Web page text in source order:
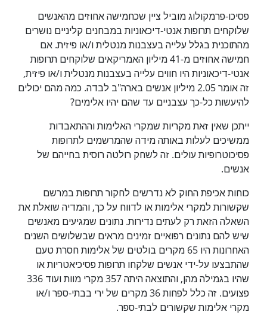
פסיכו-פרמקולוג מוביל ציין שכחמישה אחוזים מהאנשים
שלוקחים תרופות אנטי-דיכאוניות במבחנים קליניים נושרים
מהתוכנית בגלל עלייה בעצבנות מנטלית ו/או פיזית. אם
חמישה אחוזים מ-41 מיליון האמריקאים שלוקחים תרופות
אנטי-דיכאוניות היו חווים עלייה בעצבנות מנטלית ו/או פיזית,
זה אומר 2.05 מיליון אנשים בארה"ב לבדה. כמה מהם יכולים
להיעשות כל-כך עצבניים עד שהם יהיו אלימים?
ייתכן שאין זאת מקריות שמקרי האלימות וההתאבדות
ממשיכים לעלות באותה מידה שהמרשמים לתרופות
פסיכוטרופיות עולים. זה לשחק רולטה רוסית בחייהם של
אנשים.
כוחות אכיפת החוק לא נדרשים לחקור תרופות במרשם
שקשורות למקרי אלימות או לדווח על כך, והמדיה שואלת את
השאלה הזאת רק לעתים נדירות. נתונים שמגיעים מאנשים
שיש להם נתונים רפואיים זמינים מראים שבשלושים השנים
האחרונות היו 65 מקרים בולטים של אלימות חסרת טעם
שהתבצעו על-ידי אנשים שלקחו תרופות פסיכיאטריות או
שהיו בגמילה מהן, והתוצאה היתה 357 מקרי מוות ועוד 336
פצועים. זה כלל לפחות 36 מקרים של ירי בבתי-ספר ו/או
מקרי אלימות שקשורים לבתי-ספר.